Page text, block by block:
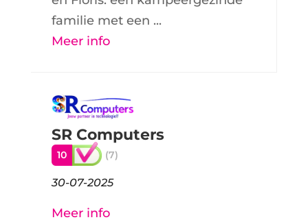
familie met een ...
Meer info
SR Computers
10 (7)
30-07-2025
Meer info